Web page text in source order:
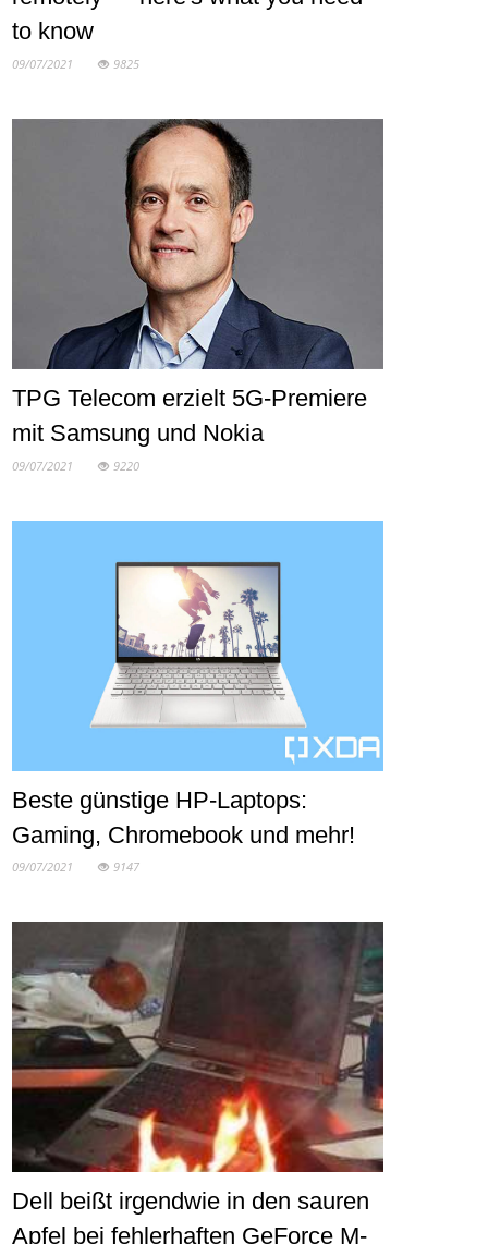
to know
09/07/2021 9825
TPG Telecom erzielt 5G-Premiere
mit Samsung und Nokia
09/07/2021 9220
Beste günstige HP-Laptops:
Gaming, Chromebook und mehr!
09/07/2021 9147
Dell beißt irgendwie in den sauren
Apfel bei fehlerhaften GeForce M-